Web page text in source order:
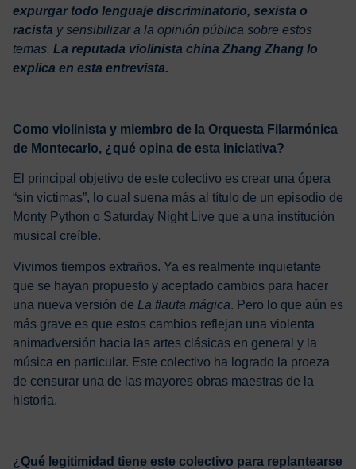
expurgar todo lenguaje discriminatorio, sexista o
racista y sensibilizar a la opinión pública sobre estos
temas. La reputada violinista china Zhang Zhang lo
explica en esta entrevista.
Como violinista y miembro de la Orquesta Filarmónica
de Montecarlo, ¿qué opina de esta iniciativa?
El principal objetivo de este colectivo es crear una ópera
“sin víctimas”, lo cual suena más al título de un episodio de
Monty Python o Saturday Night Live que a una institución
musical creíble.
Vivimos tiempos extraños. Ya es realmente inquietante
que se hayan propuesto y aceptado cambios para hacer
una nueva versión de La flauta mágica. Pero lo que aún es
más grave es que estos cambios reflejan una violenta
animadversión hacia las artes clásicas en general y la
música en particular. Este colectivo ha logrado la proeza
de censurar una de las mayores obras maestras de la
historia.
¿Qué legitimidad tiene este colectivo para replantearse